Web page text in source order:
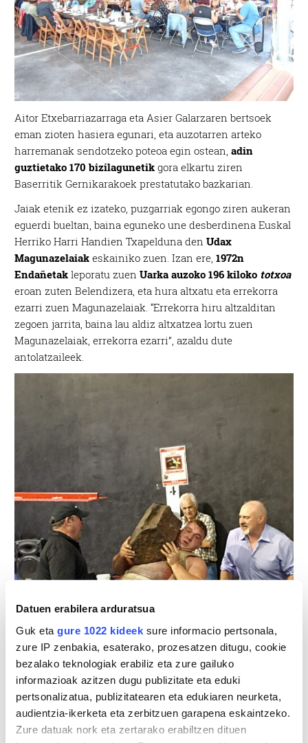
Datuen erabilera arduratsua
Guk eta gure 1022 kideek sure informacio pertsonala,
zure IP zenbakia, esaterako, prozesatzen ditugu, cookie
bezalako teknologiak erabiliz eta zure gailuko
informazioak azitzen dugu publizitate eta eduki
pertsonalizatua, publizitatearen eta edukiaren neurketa,
audientzia-ikerketa eta zerbitzuen garapena eskaintzeko.
Zure datuak nork eta zertarako erabiltzen dituen
Aitor Etxebarriazarraga eta Asier Galarzaren bertsoek
eman zioten hasiera egunari, eta auzotarren arteko
harremanak sendotzeko poteoa egin ostean, adin
guztietako 170 bizilagunetik gora elkartu ziren
Baserritik Gernikarakoek prestatutako bazkarian.
Jaiak etenik ez izateko, puzgarriak egongo ziren aukeran
eguerdi bueltan, baina eguneko une desberdinena Euskal
Herriko Harri Handien Txapelduna denUdax
Magunazelaiak eskainiko zuen. Izan ere,1972n
Endañetak leporatu zuenUarka auzoko 196 kiloko totxoa
eroan zuten Belendizera, eta hura altxatu eta errekorra
ezarri zuen Magunazelaiak. “Errekorra hiru altzalditan
zegoen jarrita, baina lau aldiz altxatzea lortu zuen
Magunazelaiak, errekorra ezarri”, azaldu dute
antolatzaileek.